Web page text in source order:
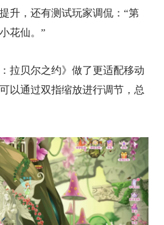
升，还有测试玩家调侃：“第
花仙。”
拉贝尔之约》做了更适配移动
以通过双指缩放进行调节，总